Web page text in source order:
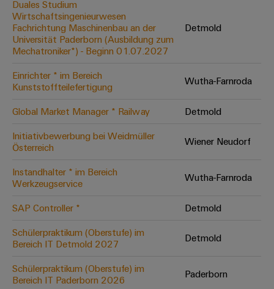
Effizienter
Betrieb
von
Windparks
Assemblierungsservice
Bestückte
Klemmenleisten
Modifizierte
und
bestückte
Kundenspezifische
Kabelkonfektionierung
Praxisnahe
Unsere Neuheiten
im Bereich
Duales Studium
Wirtschaftsingenieurwesen
Fachrichtung Maschinenbau an der
Universität Paderborn (Ausbildung zum
Mechatroniker*) - Beginn 01.07.2027
Detmold
Einrichter * im Bereich
Kunststoffteilefertigung
Wutha-Farnroda
Global Market Manager * Railway
Detmold
Initiativbewerbung bei Weidmüller
Österreich
Wiener Neudorf
Instandhalter * im Bereich
Werkzeugservice
Wutha-Farnroda
SAP Controller *
Detmold
Schülerpraktikum (Oberstufe) im
Bereich IT Detmold 2027
Detmold
Schülerpraktikum (Oberstufe) im
Bereich IT Paderborn 2026
Paderborn